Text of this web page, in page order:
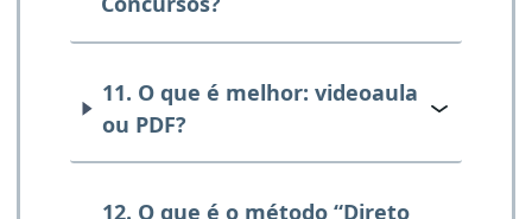
11. O que é melhor: videoaula
ou PDF?
12. O que é o método “Direto